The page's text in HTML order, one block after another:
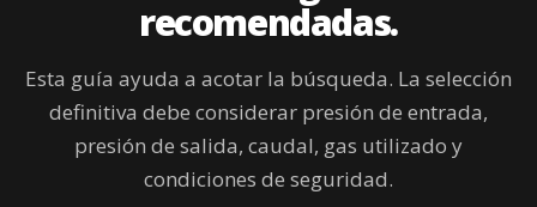
recomendadas.
Esta guía ayuda a acotar la búsqueda. La selección
definitiva debe considerar presión de entrada,
presión de salida, caudal, gas utilizado y
condiciones de seguridad.